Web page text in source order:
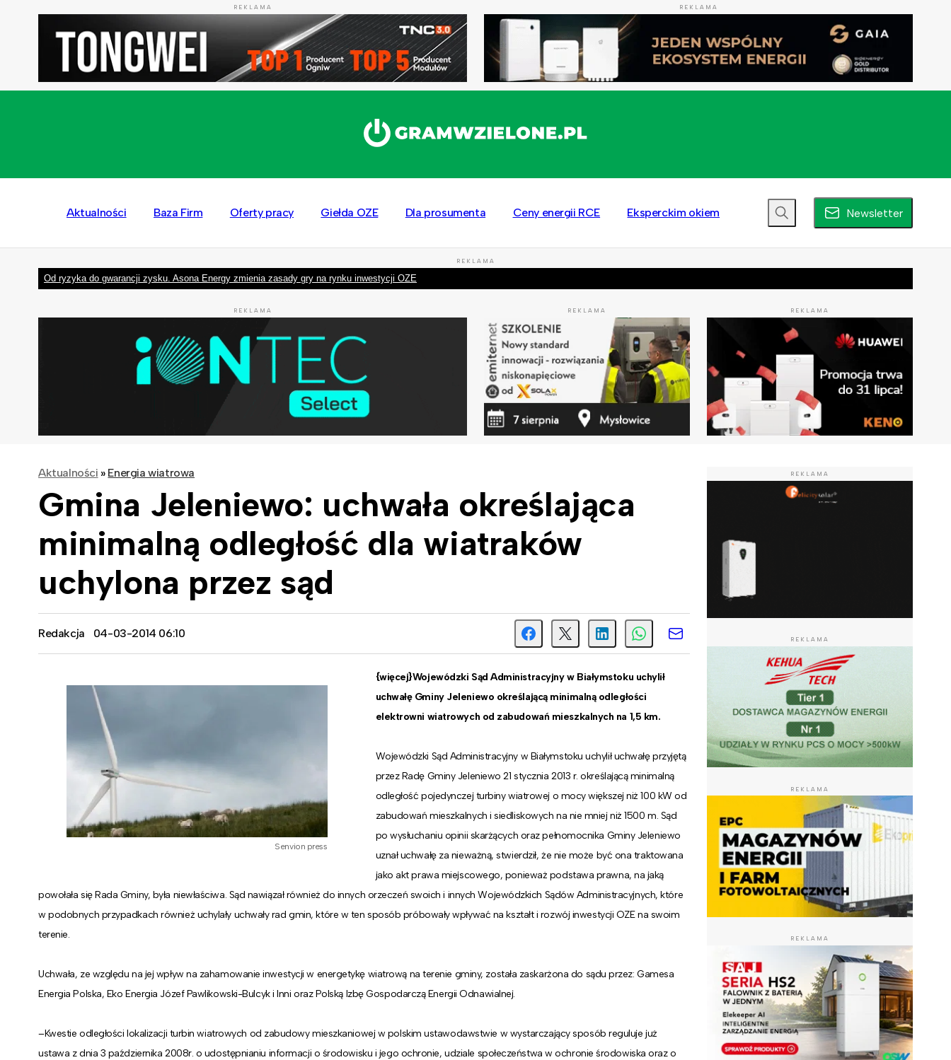
REKLAMA REKLAMA
Aktualności Baza Firm Oferty pracy Giełda OZE Dla prosumenta Ceny energii RCE Eksperckim okiem Newsletter
REKLAMA
Od ryzyka do gwarancji zysku. Asona Energy zmienia zasady gry na rynku inwestycji OZE
REKLAMA REKLAMA REKLAMA
Aktualności » Energia wiatrowa
Gmina Jeleniewo: uchwała określająca
minimalną odległość dla wiatraków
uchylona przez sąd
Redakcja 04-03-2014 06:10
Senvion press
{więcej}Wojewódzki Sąd Administracyjny w Białymstoku uchylił
uchwałę Gminy Jeleniewo określającą minimalną odległości
elektrowni wiatrowych od zabudowań mieszkalnych na 1,5 km.
Wojewódzki Sąd Administracyjny w Białymstoku uchylił uchwałę przyjętą
przez Radę Gminy Jeleniewo 21 stycznia 2013 r. określającą minimalną
odległość pojedynczej turbiny wiatrowej o mocy większej niż 100 kW od
zabudowań mieszkalnych i siedliskowych na nie mniej niż 1500 m. Sąd
po wysłuchaniu opinii skarżących oraz pełnomocnika Gminy Jeleniewo
uznał uchwałę za nieważną, stwierdził, że nie może być ona traktowana
jako akt prawa miejscowego, ponieważ podstawa prawna, na jaką
powołała się Rada Gminy, była niewłaściwa. Sąd nawiązał również do innych orzeczeń swoich i innych Wojewódzkich Sądów Administracyjnych, które
w podobnych przypadkach również uchylały uchwały rad gmin, które w ten sposób próbowały wpływać na kształt i rozwój inwestycji OZE na swoim
terenie.
Uchwała, ze względu na jej wpływ na zahamowanie inwestycji w energetykę wiatrową na terenie gminy, została zaskarżona do sądu przez: Gamesa
Energia Polska, Eko Energia Józef Pawlikowski-Bulcyk i Inni oraz Polską Izbę Gospodarczą Energii Odnawialnej.
–Kwestie odległości lokalizacji turbin wiatrowych od zabudowy mieszkaniowej w polskim ustawodawstwie w wystarczający sposób reguluje już
ustawa z dnia 3 października 2008r. o udostępnianiu informacji o środowisku i jego ochronie, udziale społeczeństwa w ochronie środowiska oraz o
REKLAMA
REKLAMA
REKLAMA
REKLAMA